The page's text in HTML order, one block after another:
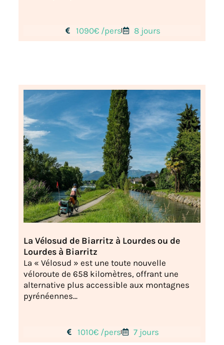
1090€ /pers 8 jours
La Vélosud de Biarritz à Lourdes ou de
Lourdes à Biarritz
La « Vélosud » est une toute nouvelle
véloroute de 658 kilomètres, offrant une
alternative plus accessible aux montagnes
pyrénéennes...
1010€ /pers 7 jours